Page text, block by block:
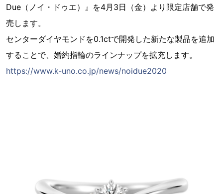
Due（ノイ・ドゥエ）』を4月3日（金）より限定店舗で発
売します。
センターダイヤモンドを0.1ctで開発した新たな製品を追加
することで、婚約指輪のラインナップを拡充します。
https://www.k-uno.co.jp/news/noidue2020